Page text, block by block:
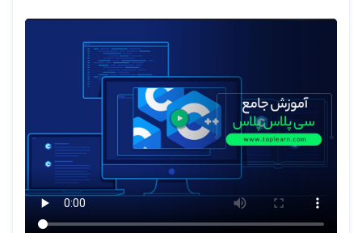
شده و بعد از آن به سمت موضوعات پیشرفته تر حرکت می کنیم، مثل
ساختار داده ها، کلاس، آبجکت ها، الگوها، کتابخانه های استاندارد و غیره،
و در نهایت پروژه ای را با هم پیاده سازی خواهیم کرد.
این آموزش هم برای برنامه نویسان باتجربه و هم برای کسانی که برای
اولین بار می خواهند وارد دنیای برنامه نویسی با زبان سی پلاس پلاس
شوند مناسب می باشد.
شما برای یادگیری این زبان به هیچ پیش نیازی احتیاج ندارید و ما در این
آموزش نیز سعی کرده ایم تا زبان برنامه نویسی ++C را به صورت جامع